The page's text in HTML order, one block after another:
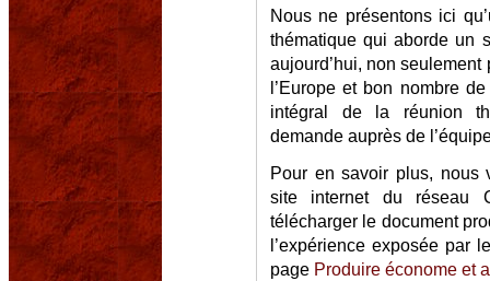
Nous ne présentons ici
thématique qui aborde un
aujourd’hui, non
l’Europe et bon nombre
intégral de la réunion
demande auprès de
Pour en savoir plus, nous
site internet du réseau
télécharger le document
l’expérience exposée par
page Produire économe et